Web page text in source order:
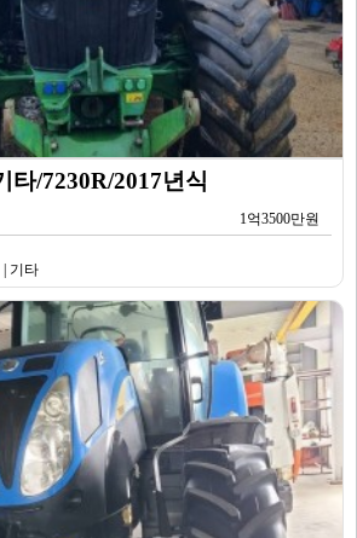
타/7230R/2017년식
1억3500만원
| 기타